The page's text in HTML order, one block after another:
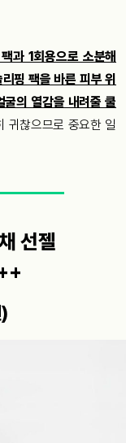
과 1회용으로 소분해
핑 팩을 바른 피부 위
의 열감을 내려줄 쿨
귀찮으므로 중요한 일
선젤